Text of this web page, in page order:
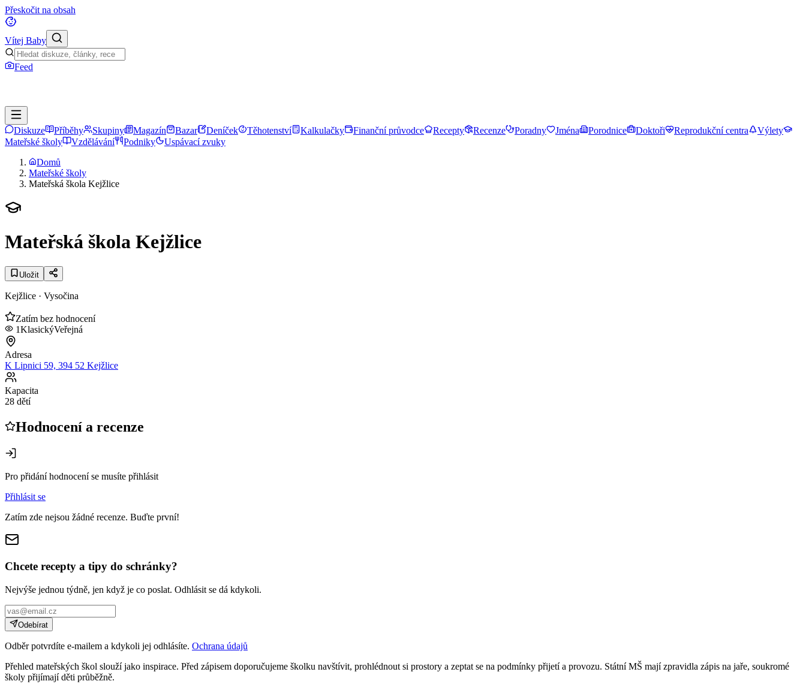
Přeskočit na obsah
Vítej Baby
Feed
Diskuze Příběhy Skupiny Magazín Bazar Deníček Těhotenství Kalkulačky Finanční průvodce Recepty Recenze Poradny Jména Porodnice Doktoři Reprodukční centra
Výlety
Mateřské školy
Vzdělávání Podniky
Uspávací zvuky
Domů
Mateřské školy
Mateřská škola Kejžlice
Mateřská škola Kejžlice
Uložit
Kejžlice · Vysočina
Zatím bez hodnocení
1KlasickýVeřejná
Adresa
K Lipnici 59, 394 52 Kejžlice
Kapacita
28 dětí
Hodnocení a recenze
Pro přidání hodnocení se musíte přihlásit
Přihlásit se
Zatím zde nejsou žádné recenze. Buďte první!
Chcete recepty a tipy do schránky?
Nejvýše jednou týdně, jen když je co poslat. Odhlásit se dá kdykoli.
Odebírat
Odběr potvrdíte e-mailem a kdykoli jej odhlásíte. Ochrana údajů
Přehled mateřských škol slouží jako inspirace. Před zápisem doporučujeme školku navštívit, prohlédnout si prostory a zeptat se na podmínky přijetí a provozu. Státní MŠ mají zpravidla zápis na jaře, soukromé
školy přijímají děti průběžně.